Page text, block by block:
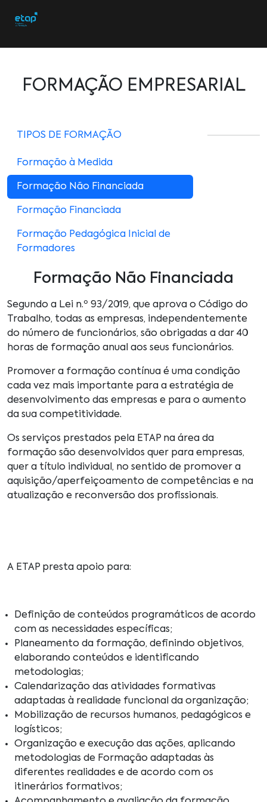
FORMAÇÃO EMPRESARIAL
TIPOS DE FORMAÇÃO
Formação à Medida
Formação Não Financiada
Formação Financiada
Formação Pedagógica Inicial de
Formadores
Formação Não Financiada
Segundo a Lei n.º 93/2019, que aprova o Código do
Trabalho, todas as empresas, independentemente
do número de funcionários, são obrigadas a dar 40
horas de formação anual aos seus funcionários.
Promover a formação contínua é uma condição
cada vez mais importante para a estratégia de
desenvolvimento das empresas e para o aumento
da sua competitividade.
Os serviços prestados pela ETAP na área da
formação são desenvolvidos quer para empresas,
quer a título individual, no sentido de promover a
aquisição/aperfeiçoamento de competências e na
atualização e reconversão dos profissionais.
A ETAP presta apoio para:
Definição de conteúdos programáticos de acordo
com as necessidades específicas;
Planeamento da formação, definindo objetivos,
elaborando conteúdos e identificando
metodologias;
Calendarização das atividades formativas
adaptadas à realidade funcional da organização;
Mobilização de recursos humanos, pedagógicos e
logísticos;
Organização e execução das ações, aplicando
metodologias de Formação adaptadas às
diferentes realidades e de acordo com os
itinerários formativos;